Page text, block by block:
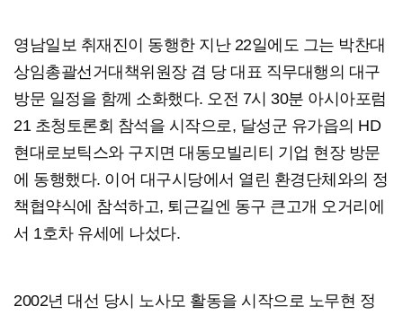
영남일보 취재진이 동행한 지난 22일에도 그는 박찬대
상임총괄선거대책위원장 겸 당 대표 직무대행의 대구
방문 일정을 함께 소화했다. 오전 7시 30분 아시아포럼
21 초청토론회 참석을 시작으로, 달성군 유가읍의 HD
현대로보틱스와 구지면 대동모빌리티 기업 현장 방문
에 동행했다. 이어 대구시당에서 열린 환경단체와의 정
책협약식에 참석하고, 퇴근길엔 동구 큰고개 오거리에
서 1호차 유세에 나섰다.
2002년 대선 당시 노사모 활동을 시작으로 노무현 정